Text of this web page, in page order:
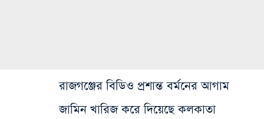
রাজগঞ্জের বিডিও প্রশান্ত বর্মনের আগাম
জামিন খারিজ করে দিয়েছে কলকাতা